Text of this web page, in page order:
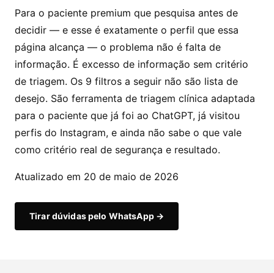
Para o paciente premium que pesquisa antes de
decidir — e esse é exatamente o perfil que essa
página alcança — o problema não é falta de
informação. É excesso de informação sem critério
de triagem. Os 9 filtros a seguir não são lista de
desejo. São ferramenta de triagem clínica adaptada
para o paciente que já foi ao ChatGPT, já visitou
perfis do Instagram, e ainda não sabe o que vale
como critério real de segurança e resultado.
Atualizado em 20 de maio de 2026
Tirar dúvidas pelo WhatsApp →